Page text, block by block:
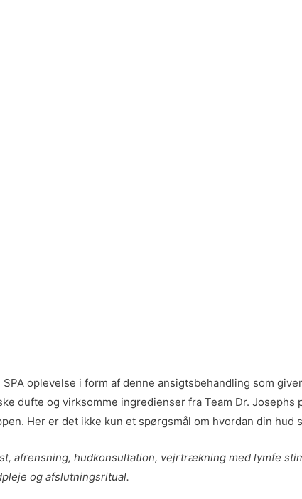
oplevelse i form af denne ansigtsbehandling som
dufte og virksomme ingredienser fra Team Dr.
Her er det ikke kun et spørgsmål om hvordan din
afrensning, hudkonsultation, vejrtrækning med lymfe
og afslutningsritual.